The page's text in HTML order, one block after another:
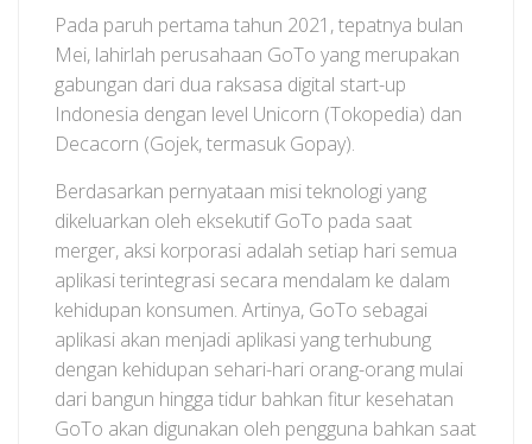
Pada paruh pertama tahun 2021, tepatnya bulan
Mei, lahirlah perusahaan GoTo yang merupakan
gabungan dari dua raksasa digital start-up
Indonesia dengan level Unicorn (Tokopedia) dan
Decacorn (Gojek, termasuk Gopay).
Berdasarkan pernyataan misi teknologi yang
dikeluarkan oleh eksekutif GoTo pada saat
merger, aksi korporasi adalah setiap hari semua
aplikasi terintegrasi secara mendalam ke dalam
kehidupan konsumen. Artinya, GoTo sebagai
aplikasi akan menjadi aplikasi yang terhubung
dengan kehidupan sehari-hari orang-orang mulai
dari bangun hingga tidur bahkan fitur kesehatan
GoTo akan digunakan oleh pengguna bahkan saat